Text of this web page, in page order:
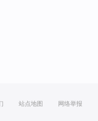
站点地图 网络举报